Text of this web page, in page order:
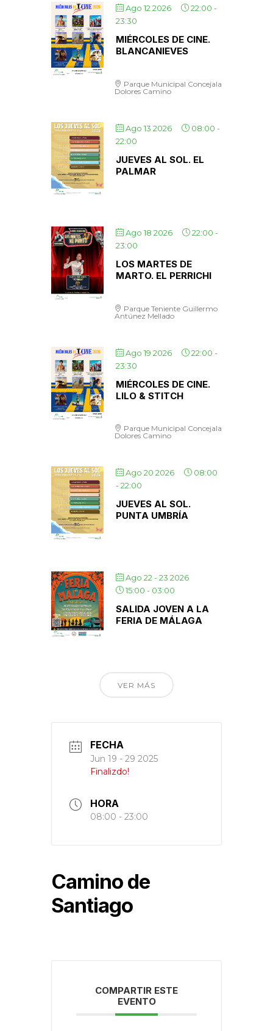
Ago 12 2026 22:00 -
23:30
MIÉRCOLES DE CINE.
BLANCANIEVES
Parque Municipal Concejala
Dolores Camino
Ago 13 2026 08:00 -
22:00
JUEVES AL SOL. EL
PALMAR
Ago 18 2026 22:00 -
23:00
LOS MARTES DE
MARTO. EL PERRICHI
Parque Teniente Guillermo
Antúnez Mellado
Ago 19 2026 22:00 -
23:30
MIÉRCOLES DE CINE.
LILO & STITCH
Parque Municipal Concejala
Dolores Camino
Ago 20 2026
08:00
-22:00
JUEVES AL SOL.
PUNTA UMBRÍA
Ago 22 - 23 2026
15:00 - 03:00
SALIDA JOVEN A LA
FERIA DE MÁLAGA
VER MÁS
FECHA
Jun 19 - 29 2025
Finalizdo!
HORA
08:00 - 23:00
Camino de
Santiago
COMPARTIR ESTE
EVENTO